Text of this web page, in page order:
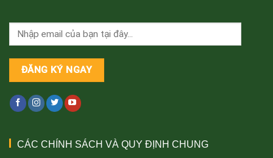
CÁC CHÍNH SÁCH VÀ QUY ĐỊNH CHUNG